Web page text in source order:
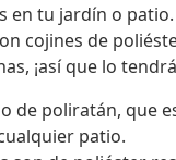
en tu jardín o
cojines de
¡así que lo
de poliratán, que
patio.